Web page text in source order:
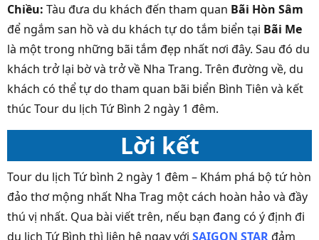
Chiều: Tàu đưa du khách đến tham quan Bãi Hòn Sâm
để ngắm san hồ và du khách tự do tắm biển tại Bãi Me
là một trong những bãi tắm đẹp nhất nơi đây. Sau đó du
khách trở lại bờ và trở về Nha Trang. Trên đường về, du
khách có thể tự do tham quan bãi biển Bình Tiên và kết
thúc Tour du lịch Tứ Bình 2 ngày 1 đêm.
Lời kết
Tour du lịch Tứ bình 2 ngày 1 đêm – Khám phá bộ tứ hòn
đảo thơ mộng nhất Nha Trag một cách hoàn hảo và đầy
thú vị nhất. Qua bài viết trên, nếu bạn đang có ý định đi
du lịch Tứ Bình thì liên hệ ngay với SAIGON STARđảm